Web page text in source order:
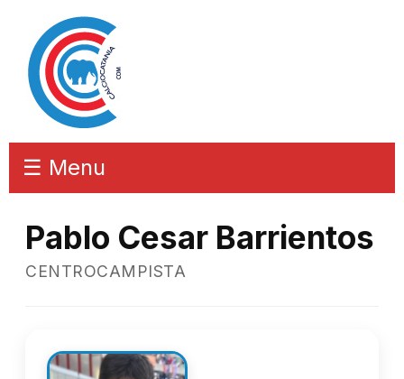
☰ Menu
Pablo Cesar Barrientos
CENTROCAMPISTA